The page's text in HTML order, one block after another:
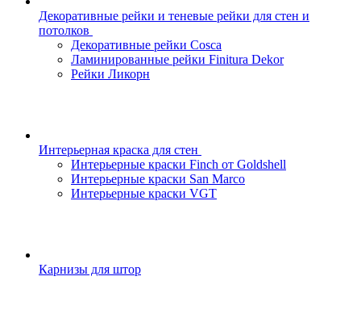
Декоративные рейки и теневые рейки для стен и
потолков
Декоративные рейки Cosca
Ламинированные рейки Finitura Dekor
Рейки Ликорн
Интерьерная краска для стен
Интерьерные краски Finch от Goldshell
Интерьерные краски San Marco
Интерьерные краски VGT
Карнизы для штор